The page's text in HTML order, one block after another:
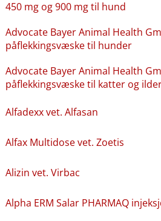
450 mg og 900 mg til hund
Advocate Bayer Animal Health
påflekkingsvæske til hunder
Advocate Bayer Animal Health
påflekkingsvæske til katter og
Alfadexx vet. Alfasan
Alfax Multidose vet. Zoetis
Alizin vet. Virbac
Alpha ERM Salar PHARMAQ